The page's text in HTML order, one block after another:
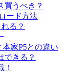
買うべき？
ード方法
る？
家P5との違い
できる？
！